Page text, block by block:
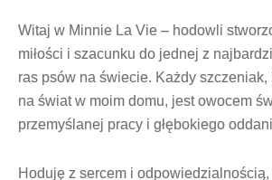
Witaj w Minnie La Vie – hodowli
miłości i szacunku do jednej z
ras psów na świecie. Każdy szczeniak,
na świat w moim domu, jest owocem
przemyślanej pracy i głębokiego
Hoduję z sercem i